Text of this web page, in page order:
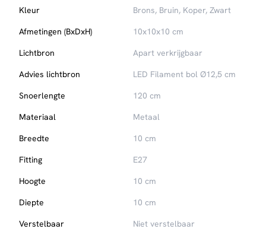
Kleur
Brons, Bruin, Koper, Zwart
Afmetingen (BxDxH)
10x10x10 cm
Lichtbron
Apart verkrijgbaar
Advies lichtbron
LED Filament bol Ø12,5 cm
Snoerlengte
120 cm
Materiaal
Metaal
Breedte
10 cm
Fitting
E27
Hoogte
10 cm
Diepte
10 cm
Verstelbaar
Niet verstelbaar